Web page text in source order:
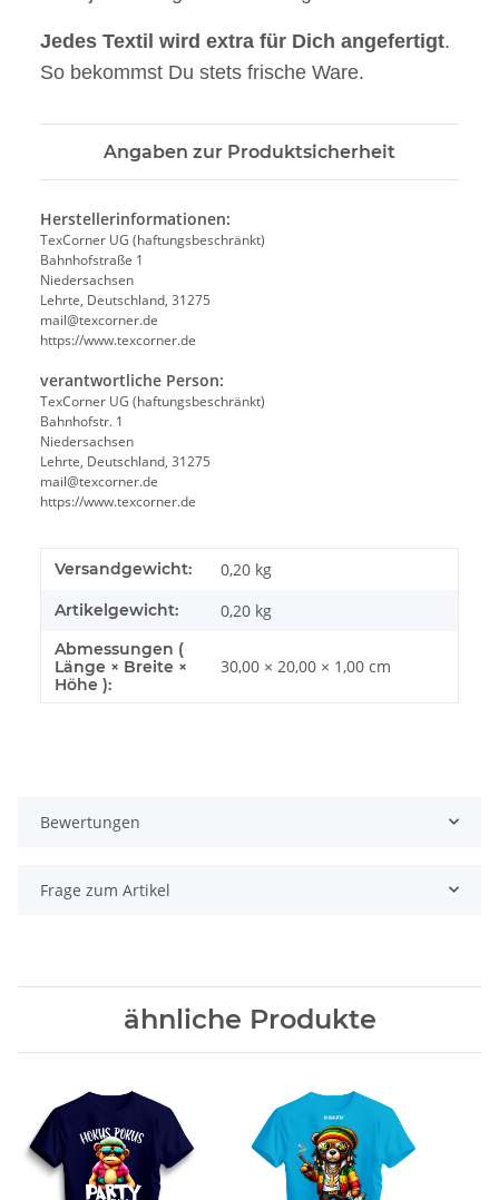
Jedes Textil wird extra für Dich angefertigt.
So bekommst Du stets frische Ware.
Angaben zur Produktsicherheit
Herstellerinformationen:
TexCorner UG (haftungsbeschränkt)
Bahnhofstraße 1
Niedersachsen
Lehrte, Deutschland, 31275
mail@texcorner.de
https://www.texcorner.de
verantwortliche Person:
TexCorner UG (haftungsbeschränkt)
Bahnhofstr. 1
Niedersachsen
Lehrte, Deutschland, 31275
mail@texcorner.de
https://www.texcorner.de
Versandgewicht: 0,20 kg
Artikelgewicht: 0,20 kg
Abmessungen (
Länge × Breite ×
Höhe ):
30,00 × 20,00 × 1,00 cm
Bewertungen
Frage zum Artikel
ähnliche Produkte